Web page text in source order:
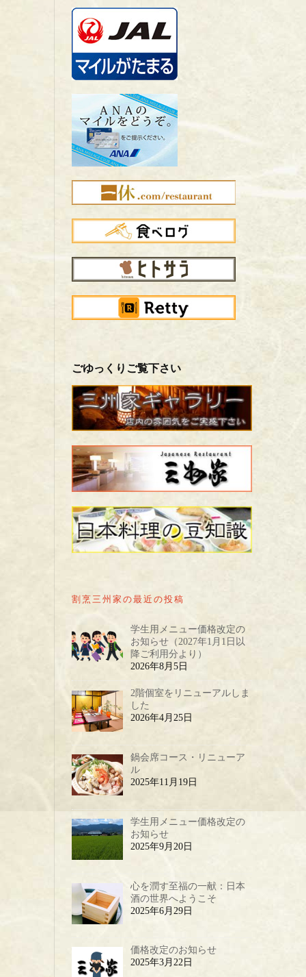
ごゆっくりご覧下さい
割烹三州家の最近の投稿
学生用メニュー価格改定の
お知らせ（2027年1月1日以
降ご利用分より）
2026年8月5日
2階個室をリニューアルしま
した
2026年4月25日
鍋会席コース・リニューア
ル
2025年11月19日
学生用メニュー価格改定の
お知らせ
2025年9月20日
心を潤す至福の一献：日本
酒の世界へようこそ
2025年6月29日
価格改定のお知らせ
2025年3月22日